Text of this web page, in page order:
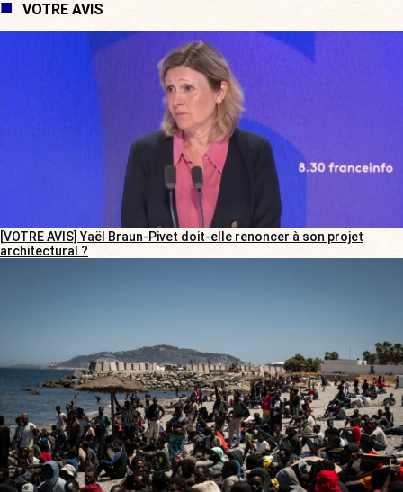
VOTRE AVIS
[VOTRE AVIS] Yaël Braun-Pivet doit-elle renoncer à son projet
architectural ?